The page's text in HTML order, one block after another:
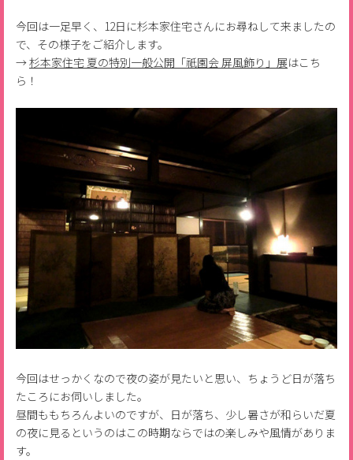
今回は一足早く、12日に杉本家住宅さんにお尋ねして来ましたの
で、その様子をご紹介します。
→杉本家住宅 夏の特別一般公開「祇園会 屏風飾り」展はこち
ら！
今回はせっかくなので夜の姿が見たいと思い、ちょうど日が落ち
たころにお伺いしました。
昼間ももちろんよいのですが、日が落ち、少し暑さが和らいだ夏
の夜に見るというのはこの時期ならではの楽しみや風情がありま
す。